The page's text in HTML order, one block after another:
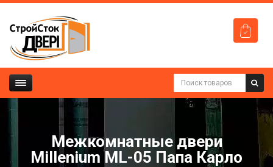
Межкомнатные двери
Millenium ML-05 Папа Карло